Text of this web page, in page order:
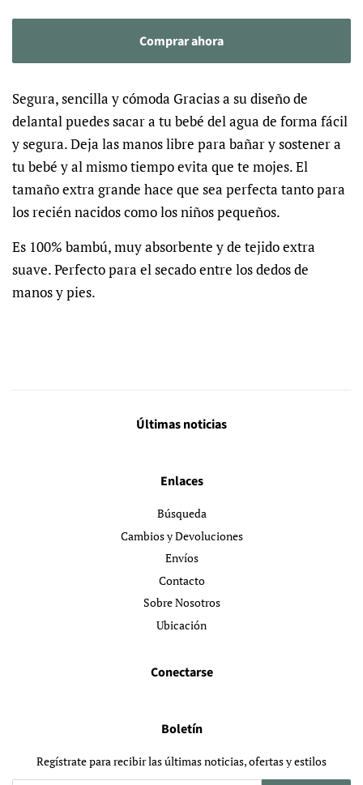
Comprar ahora
Segura, sencilla y cómoda Gracias a su diseño de
delantal puedes sacar a tu bebé del agua de forma fácil
y segura. Deja las manos libre para bañar y sostener a
tu bebé y al mismo tiempo evita que te mojes. El
tamaño extra grande hace que sea perfecta tanto para
los recién nacidos como los niños pequeños.
Es 100% bambú, muy absorbente y de tejido extra
suave. Perfecto para el secado entre los dedos de
manos y pies.
Últimas noticias
Enlaces
Búsqueda
Cambios y Devoluciones
Envíos
Contacto
Sobre Nosotros
Ubicación
Conectarse
Boletín
Regístrate para recibir las últimas noticias, ofertas y estilos